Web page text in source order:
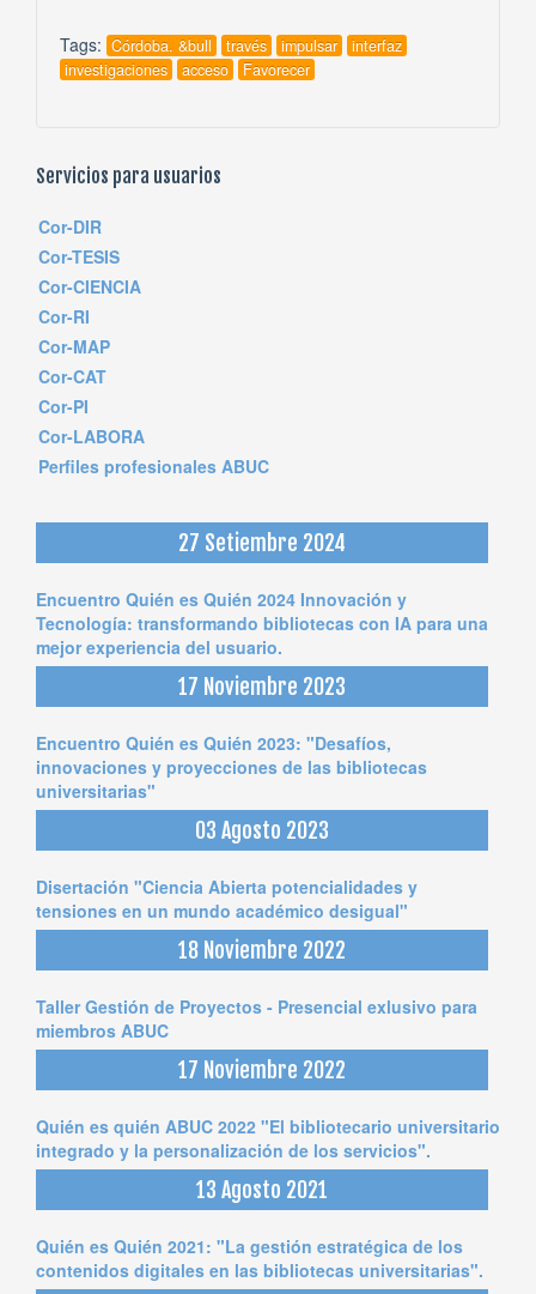
Tags: Córdoba. &bull través impulsar
interfaz
investigaciones
acceso Favorecer
Servicios para usuarios
Cor-DIR
Cor-TESIS
Cor-CIENCIA
Cor-RI
Cor-MAP
Cor-CAT
Cor-PI
Cor-LABORA
Perfiles profesionales ABUC
27 Setiembre 2024
Encuentro Quién es Quién 2024 Innovación y
Tecnología: transformando bibliotecas con IA para una
mejor experiencia del usuario.
17 Noviembre 2023
Encuentro Quién es Quién 2023: "Desafíos,
innovaciones y proyecciones de las bibliotecas
universitarias"
03 Agosto 2023
Disertación "Ciencia Abierta potencialidades y
tensiones en un mundo académico desigual"
18 Noviembre 2022
Taller Gestión de Proyectos - Presencial exlusivo para
miembros ABUC
17 Noviembre 2022
Quién es quién ABUC 2022 "El bibliotecario universitario
integrado y la personalización de los servicios".
13 Agosto 2021
Quién es Quién 2021: "La gestión estratégica de los
contenidos digitales en las bibliotecas universitarias".